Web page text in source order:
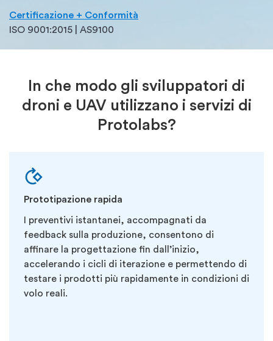
Certificazione + Conformità
ISO 9001:2015 | AS9100
In che modo gli sviluppatori di
droni e UAV utilizzano i servizi di
Protolabs?
Prototipazione rapida
I preventivi istantanei, accompagnati da
feedback sulla produzione, consentono di
affinare la progettazione fin dall’inizio,
accelerando i cicli di iterazione e permettendo di
testare i prodotti più rapidamente in condizioni di
volo reali.